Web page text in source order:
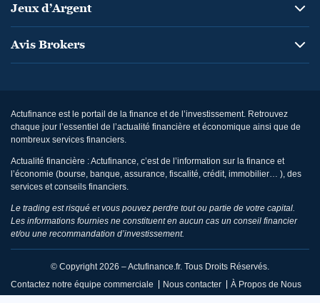
Jeux d’Argent
Avis Brokers
Actufinance est le portail de la finance et de l’investissement. Retrouvez
chaque jour l’essentiel de l’actualité financière et économique ainsi que de
nombreux services financiers.
Actualité financière : Actufinance, c’est de l’information sur la finance et
l’économie (bourse, banque, assurance, fiscalité, crédit, immobilier… ), des
services et conseils financiers.
Le trading est risqué et vous pouvez perdre tout ou partie de votre capital.
Les informations fournies ne constituent en aucun cas un conseil financier
et/ou une recommandation d’investissement.
© Copyright 2026 – Actufinance.fr. Tous Droits Réservés.
Contactez notre équipe commerciale
Nous contacter À Propos de Nous